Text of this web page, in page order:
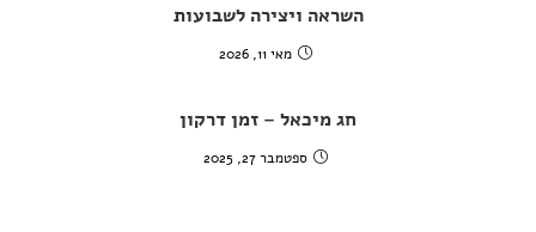
השראה ויצירה לשבועות
מאי 11, 2026
חג מיכאל – זמן דרקון
ספטמבר 27, 2025